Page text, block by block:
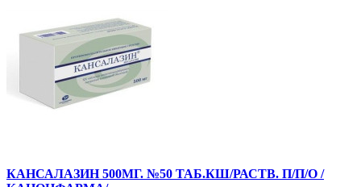
КАНСАЛАЗИН 500МГ. №50 ТАБ.КШ/РАСТВ. П/П/О /